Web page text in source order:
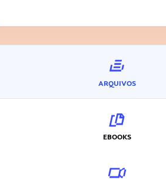
ARQUIVOS
EBOOKS